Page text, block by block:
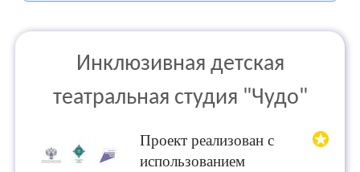
Инклюзивная детская
театральная студия "Чудо"
Проект реализован с
использованием